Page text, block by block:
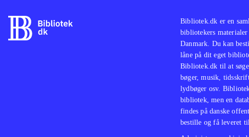
Bibliotek.dk er en
bibliotekers
Danmark. Du kan
låne på dit eget
Bibliotek.dk til at
bøger, musik,
lydbøger osv.
bibliotek, men en
findes på danske
bestille og få leveret